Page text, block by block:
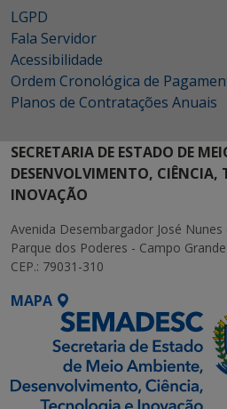
LGPD
Fala Servidor
Acessibilidade
Ordem Cronológica de
Planos de Contratações Anuais
SECRETARIA DE ESTADO DE
DESENVOLVIMENTO, CIÊNCIA,
INOVAÇÃO
Avenida Desembargador José
Parque dos Poderes - Campo
CEP.: 79031-310
MAPA